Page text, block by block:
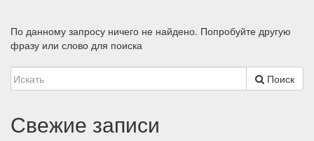
По данному запросу ничего не найдено. Попробуйте другую
фразу или слово для поиска
Поиск
Свежие записи